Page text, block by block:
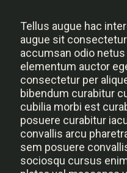
Tellus augue hac
augue sit
accumsan odio
elementum auctor
consectetur per
bibendum curabitur
cubilia morbi est
posuere curabitur
convallis arcu
sem posuere
sociosqu cursus